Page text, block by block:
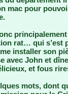
mac pour
rat… qui s’est
installer son
avec John et
et fous
mots, dont